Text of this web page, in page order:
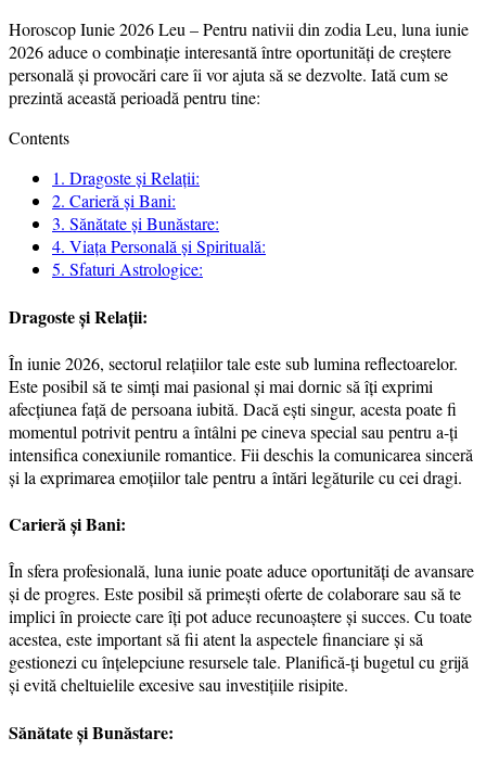
Horoscop Iunie 2026 Leu – Pentru nativii din zodia Leu, luna iunie
2026 aduce o combinație interesantă între oportunități de creștere
personală și provocări care îi vor ajuta să se dezvolte. Iată cum se
prezintă această perioadă pentru tine:
Contents
1. Dragoste și Relații:
2. Carieră și Bani:
3. Sănătate și Bunăstare:
4. Viața Personală și Spirituală:
5. Sfaturi Astrologice:
Dragoste și Relații:
În iunie 2026, sectorul relațiilor tale este sub lumina reflectoarelor.
Este posibil să te simți mai pasional și mai dornic să îți exprimi
afecțiunea față de persoana iubită. Dacă ești singur, acesta poate fi
momentul potrivit pentru a întâlni pe cineva special sau pentru a-ți
intensifica conexiunile romantice. Fii deschis la comunicarea sinceră
și la exprimarea emoțiilor tale pentru a întări legăturile cu cei dragi.
Carieră și Bani:
În sfera profesională, luna iunie poate aduce oportunități de avansare
și de progres. Este posibil să primești oferte de colaborare sau să te
implici în proiecte care îți pot aduce recunoaștere și succes. Cu toate
acestea, este important să fii atent la aspectele financiare și să
gestionezi cu înțelepciune resursele tale. Planifică-ți bugetul cu grijă
și evită cheltuielile excesive sau investițiile risipite.
Sănătate și Bunăstare: